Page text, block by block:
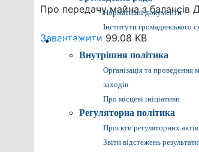
Нормативні документи
Інститути громадянського
Громадянам
Внутрішня політика
Організація та проведення
заходів
Про місцеві ініціативи
Регуляторна політика
Проєкти регуляторних актів
Звіти відстежень
Про передачу майна з балансів
Завантажити 99.08 KB